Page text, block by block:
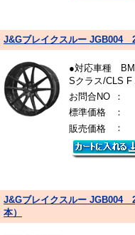
J&Gブレイクスルー JGB004
●対応車種
Sクラス/CLS
お問合NO
：
標準価格
：
販売価格
：
J&Gブレイクスルー JGB004
本）